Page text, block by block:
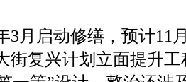
3月启动修缮，预计11
街复兴计划立面提升